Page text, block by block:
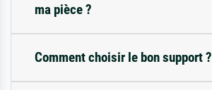
ma pièce ?
Comment choisir le bon support ?